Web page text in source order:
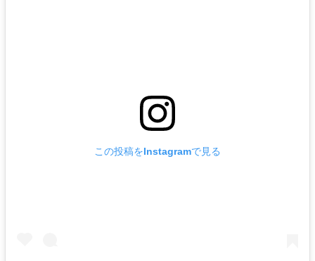
この投稿をInstagramで見る